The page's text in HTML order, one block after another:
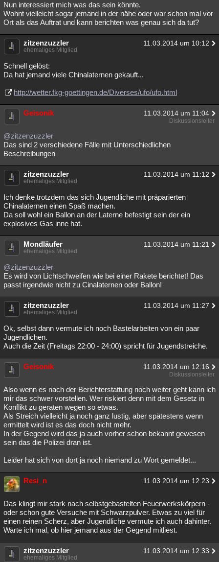
Nun interessiert mich was das sein könnte.
Wohnt vielleicht sogar jemand in der nähe oder war schon mal vor
Ort als das Auftrat und kann berichten was genau sich da tut?
zitzenzuzzler 11.03.2014 um 10:12
ehemaliges Mitglied
Schnell gelöst:
Da hat jemand viele Chinalaternen gekauft...
http://wetter.fkg-goettingen.de/Diverses/ufo/ufo.html
Geisonik 11.03.2014 um 11:04
Diskussionsleiter
@zitzenzuzzler
Das sind 2 verschiedene Fälle mit Unterschiedlichen
Beschreibungen
zitzenzuzzler 11.03.2014 um 11:12
ehemaliges Mitglied
Ich denke trotzdem das sich Jugendliche mit präparierten
Chinalaternen einen Spaß machen.
Da soll wohl ein Ballon an der Laterne befestigt sein der ein
explosives Gas inne hat.
Mondläufer 11.03.2014 um 11:21
ehemaliges Mitglied
@zitzenzuzzler
Es wird von Lichtschweifen wie bei einer Rakete berichtet! Das
passt irgendwie nicht zu Cinalaternen oder Ballon!
zitzenzuzzler 11.03.2014 um 11:27
ehemaliges Mitglied
Ok, selbst dann vermute ich noch Bastelarbeiten von ein paar
Jugendlichen.
Auch die Zeit (Freitags 22:00 - 24:00) spricht für Jugendstreiche.
Geisonik 11.03.2014 um 12:16
Diskussionsleiter
Also wenn es nach der Berichterstattung noch weiter geht kann ich
mir das schwer vorstellen. Wer riskiert denn mit dem Gesetz in
Konflikt zu geraten wegen so etwas.
Als Streich vielleicht ja noch ganz lustig, aber spätestens wenn
ermittelt wird ist es das doch nicht mehr.
In der Gegend wird das ja auch vorher schon bekannt gewesen
sein das die Polizei dran ist.
Leider hat sich von dort ja noch niemand zu Wort gemeldet...
Resi_n 11.03.2014 um 12:23
Das klingt mir stark nach selbstgebastelten Feuerwerkskörpern -
oder schon gute Versuche mit Schwarzpulver. Etwas zu viel für
einen reinen Scherz, aber Jugendliche vermute ich auch dahinter.
Warte ich mal, ob hier jemand aus der Gegend mitliest.
zitzenzuzzler 11.03.2014 um 12:33
ehemaliges Mitglied